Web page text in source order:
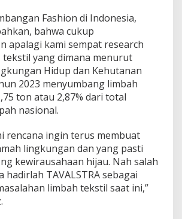
Fashion di Indonesia,
bahwa cukup
apalagi kami sempat research
yang dimana menurut
Hidup dan Kehutanan
2023 menyumbang limbah
ton atau 2,87% dari total
nasional.
rencana ingin terus membuat
lingkungan dan yang pasti
kewirausahaan hijau. Nah salah
hadirlah TAVALSTRA sebagai
limbah tekstil saat ini,”